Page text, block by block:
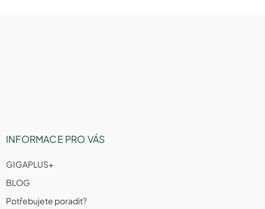
INFORMACE PRO VÁS
GIGAPLUS+
BLOG
Potřebujete poradit?